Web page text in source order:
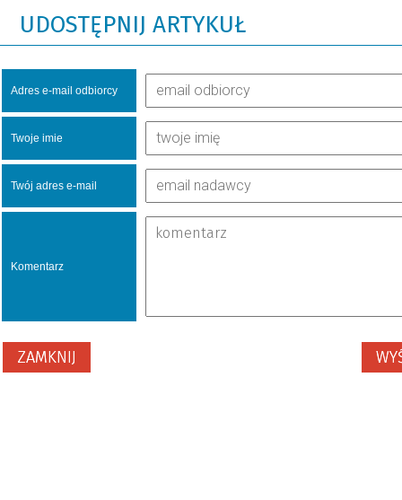
UDOSTĘPNIJ ARTYKUŁ
Adres e-mail odbiorcy
Twoje imie
Twój adres e-mail
Komentarz